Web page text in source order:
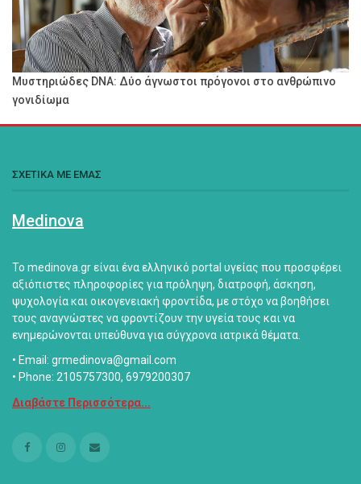
Μυστηριώδες DNA: Δύο άγνωστοι πρόγονοι στο ανθρώπινο
γονιδίωμα
ΣΧΕΤΙΚΑ ΜΕ ΕΜΑΣ
Medinova
Το medinova.gr είναι ένα ελληνικό portal υγείας που προσφέρει
αξιόπιστες πληροφορίες για πρόληψη, διατροφή, άσκηση,
ψυχολογία και οικογενειακή φροντίδα, με στόχο να βοηθήσει
τους αναγνώστες να φροντίζουν την υγεία τους και να
ενημερώνονται υπεύθυνα για σύγχρονα ιατρικά θέματα.
• Email: grmedinova@gmail.com
• Phone: 2105757300, 6979200307
Διαβάστε Περισσότερα...